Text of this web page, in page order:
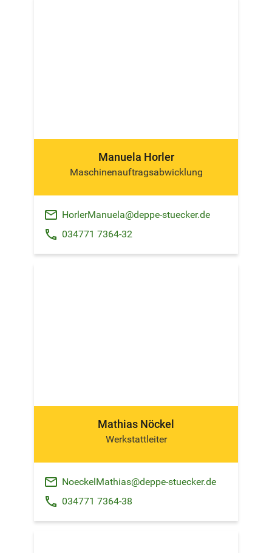
Manuela Horler
Maschinenauftragsabwicklung
email HorlerManuela@deppe-stuecker.de
phone 034771 7364-32
Mathias Nöckel
Werkstattleiter
email NoeckelMathias@deppe-stuecker.de
phone 034771 7364-38